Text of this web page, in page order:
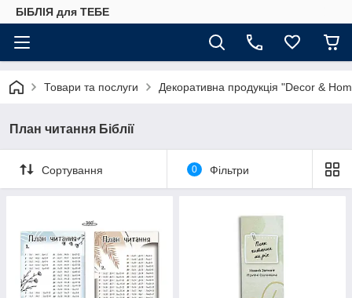
БІБЛІЯ для ТЕБЕ
Товари та послуги Декоративна продукція "Decor &
План читання Біблії
Сортування 0 Фільтри